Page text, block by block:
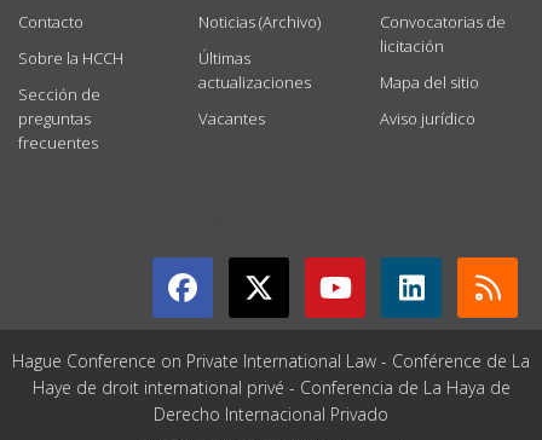
Contacto
Sobre la HCCH
Sección de
preguntas
frecuentes
Noticias (Archivo)
Últimas
actualizaciones
Vacantes
Convocatorias de
licitación
Mapa del sitio
Aviso jurídico
Hague Conference on Private International Law - Conférence de La
Haye de droit international privé - Conferencia de La Haya de
Derecho Internacional Privado